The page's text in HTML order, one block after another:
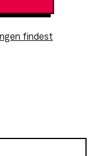
findest